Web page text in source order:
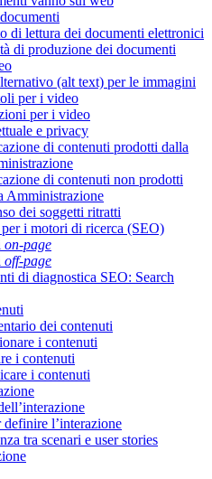
di lettura dei documenti elettronici
di produzione dei documenti
(alt text) per le immagini
per i video
per i video
e privacy
di contenuti prodotti dalla
di contenuti non prodotti
Amministrazione
dei soggetti ritratti
i motori di ricerca (SEO)
on-page
off-page
di diagnostica SEO: Search
dei contenuti
i contenuti
i contenuti
i contenuti
definire l’interazione
tra scenari e user stories